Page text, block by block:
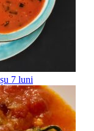
7 luni